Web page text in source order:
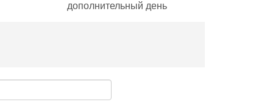
дополнительный день